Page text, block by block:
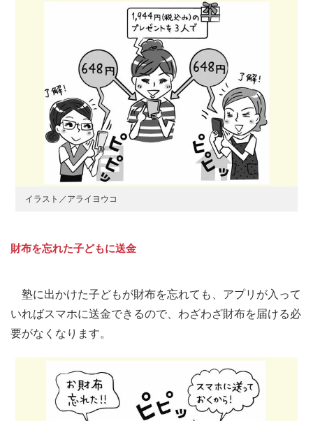
イラスト／アライヨウコ
財布を忘れた子どもに送金
塾に出かけた子どもが財布を忘れても、アプリが入って
いればスマホに送金できるので、わざわざ財布を届ける必
要がなくなります。